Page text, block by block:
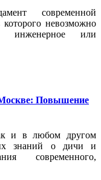
современной
невозможно
инженерное или
Повышение
и в любом другом
знаний о дичи и
современного,